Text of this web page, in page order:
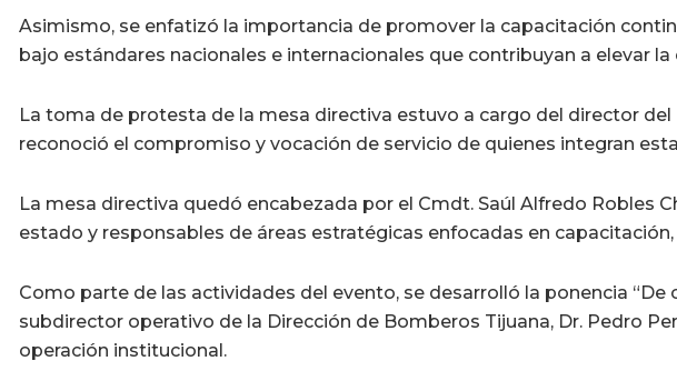
Asimismo, se enfatizó la importancia de promover la capacitación
bajo estándares nacionales e internacionales que contribuyan a elevar
La toma de protesta de la mesa directiva estuvo a cargo del director
reconoció el compromiso y vocación de servicio de quienes integran
La mesa directiva quedó encabezada por el Cmdt. Saúl Alfredo
estado y responsables de áreas estratégicas enfocadas en
Como parte de las actividades del evento, se desarrolló la ponencia
subdirector operativo de la Dirección de Bomberos Tijuana, Dr. Pedro
operación institucional.